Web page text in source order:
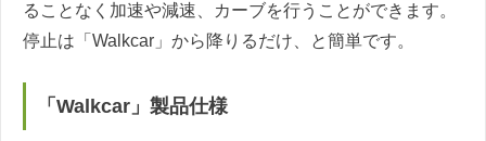
ることなく加速や減速、カーブを行うことができます。
停止は「Walkcar」から降りるだけ、と簡単です。
「Walkcar」製品仕様